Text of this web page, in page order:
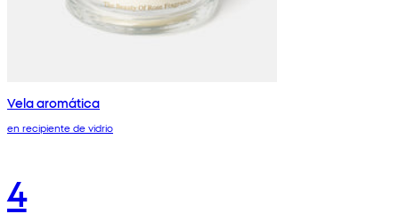
Vela aromática
en recipiente de vidrio
4